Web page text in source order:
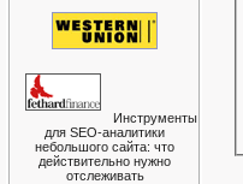
Инструменты
для SEO-аналитики
небольшого сайта: что
действительно нужно
отслеживать